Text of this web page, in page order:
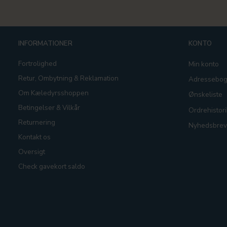
INFORMATIONER
Fortrolighed
Retur, Ombytning & Reklamation
Om Kæledyrsshoppen
Betingelser & Vilkår
Returnering
Kontakt os
Oversigt
Check gavekort saldo
KONTO
Min konto
Adressebog
Ønskeliste
Nyhedsbrev